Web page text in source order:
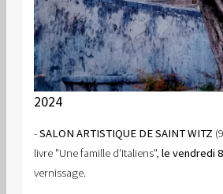
2024
-SALON ARTISTIQUE DE SAINT WITZ
livre "Une famille d'Italiens", le vendredi
vernissage.